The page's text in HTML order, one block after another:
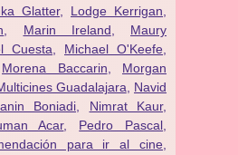
Glatter, Lodge Kerrigan
Marin Ireland
Maury
Cuesta Michael O'Keefe
Morena Baccarin
Morgan
Guadalajara
Navid
Boniadi Nimrat Kaur,
Acar, Pedro Pascal
para ir al cine